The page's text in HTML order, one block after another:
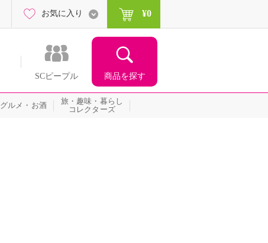
SCピープル 商品を探す
お気に入り ¥0
グルメ・お酒
旅・趣味・暮らし
コレクターズ